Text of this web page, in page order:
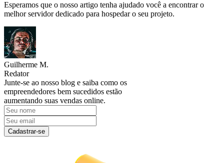
Esperamos que o nosso artigo tenha ajudado você a encontrar o
melhor servidor dedicado para hospedar o seu projeto.
Guilherme M.
Redator
Junte-se ao nosso blog e saiba como os
empreendedores bem sucedidos estão
aumentando suas vendas online.
Cadastrar-se